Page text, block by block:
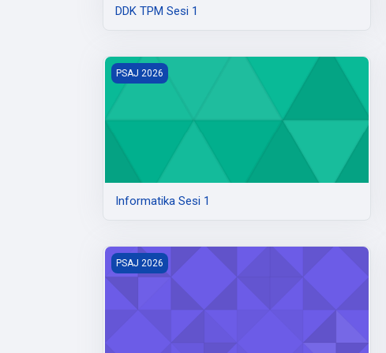
DDK TPM Sesi 1
Informatika Sesi 1
PSAJ 2026
Informatika Sesi 1
Informatika Sesi 4
PSAJ 2026